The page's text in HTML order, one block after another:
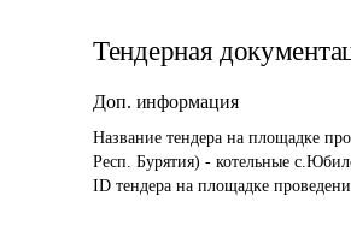
Тендерная
Доп. информация
Название тендера на площадке
Респ. Бурятия) - котельные
ID тендера на площадке